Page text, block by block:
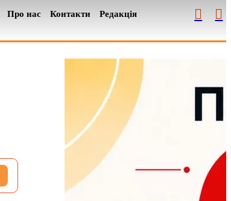
Про нас Контакти Редакція